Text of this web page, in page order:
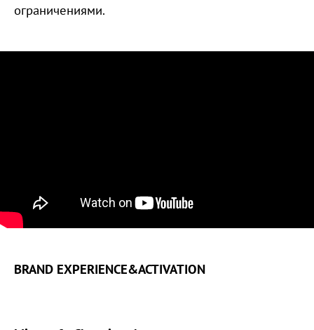
ограничениями.
BRAND EXPERIENCE&ACTIVATION